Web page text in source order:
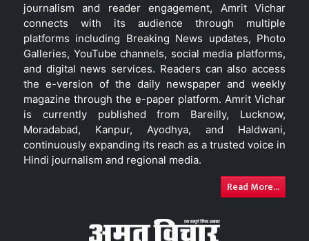
journalism and reader engagement, Amrit Vichar
connects with its audience through multiple
platforms including Breaking News updates, Photo
Galleries, YouTube channels, social media platforms,
and digital news services. Readers can also access
the e-version of the daily newspaper and weekly
magazine through the e-paper platform. Amrit Vichar
is currently published from Bareilly, Lucknow,
Moradabad, Kanpur, Ayodhya, and Haldwani,
continuously expanding its reach as a trusted voice in
Hindi journalism and regional media.
Read More...